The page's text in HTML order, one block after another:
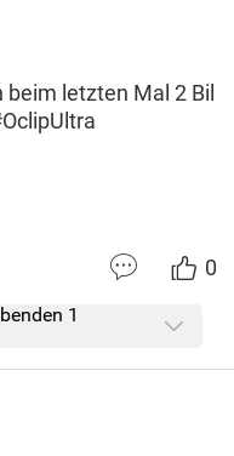
letzten Mal 2 Bil
0
1